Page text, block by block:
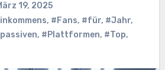
19, 2025
, #Fans, #für, #Jahr,
, #Plattformen, #Top,